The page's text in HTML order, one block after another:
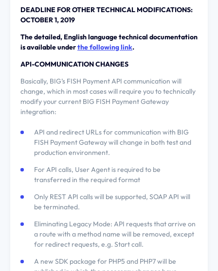
DEADLINE FOR OTHER TECHNICAL MODIFICATIONS:
OCTOBER 1, 2019
The detailed, English language technical documentation
is available underthe following link.
API-COMMUNICATION CHANGES
Basically, BIG’s FISH Payment API communication will
change, which in most cases will require you to technically
modify your current BIG FISH Payment Gateway
integration:
API and redirect URLs for communication with BIG
FISH Payment Gateway will change in both test and
production environment.
For API calls, User Agent is required to be
transferred in the required format
Only REST API calls will be supported, SOAP API will
be terminated.
Eliminating Legacy Mode: API requests that arrive on
a route with a method name will be removed, except
for redirect requests, e.g. Start call.
A new SDK package for PHP5 and PHP7 will be
A cookie-k olyan, a böngésződben eltárolt információk, amelyeket egy weboldal
tartalmi és a közösségi funkciókat biztosításon, valamint a weboldal forgalmát elemezze.
szükségünk, és az ilyen cookie-k kezeléséhez való hozzájárulásodat bármikor módosíthatod,